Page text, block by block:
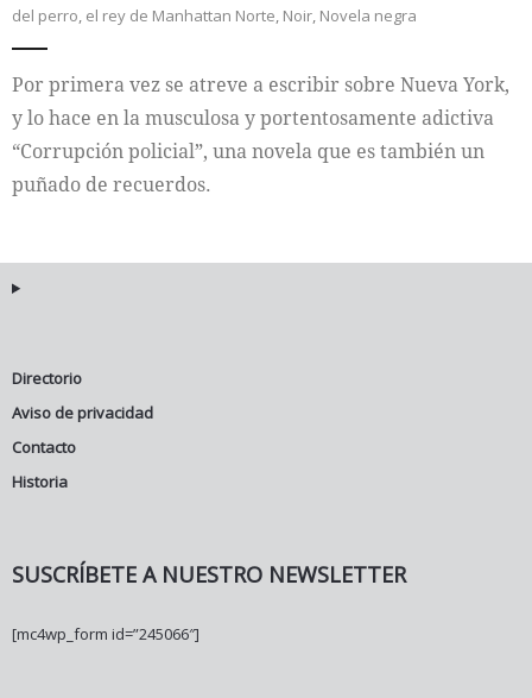
del perro, el rey de Manhattan Norte, Noir, Novela negra
Por primera vez se atreve a escribir sobre Nueva York,
y lo hace en la musculosa y portentosamente adictiva
“Corrupción policial”, una novela que es también un
puñado de recuerdos.
Directorio
Aviso de privacidad
Contacto
Historia
SUSCRÍBETE A NUESTRO NEWSLETTER
[mc4wp_form id=”245066″]